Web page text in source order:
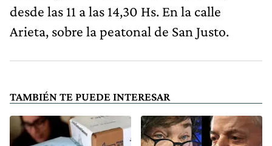
desde las 11 a las 14,30 Hs. En la calle
Arieta, sobre la peatonal de San Justo.
TAMBIÉN TE PUEDE INTERESAR